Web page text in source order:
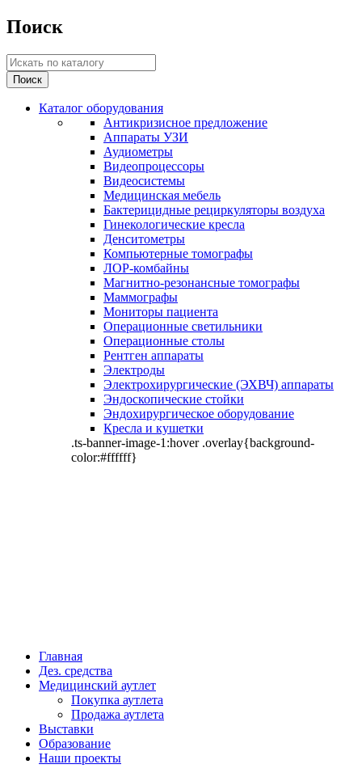
Поиск
Каталог оборудования
Антикризисное предложение
Аппараты УЗИ
Аудиометры
Видеопроцессоры
Видеосистемы
Медицинская мебель
Бактерицидные рециркуляторы воздуха
Гинекологические кресла
Денситометры
Компьютерные томографы
ЛОР-комбайны
Магнитно-резонансные томографы
Маммографы
Мониторы пациента
Операционные светильники
Операционные столы
Рентген аппараты
Электроды
Электрохирургические (ЭХВЧ) аппараты
Эндоскопические стойки
Эндохирургическое оборудование
Кресла и кушетки
.ts-banner-image-1:hover .overlay{background-
color:#ffffff}
Главная
Дез. средства
Медицинский аутлет
Покупка аутлета
Продажа аутлета
Выставки
Образование
Наши проекты